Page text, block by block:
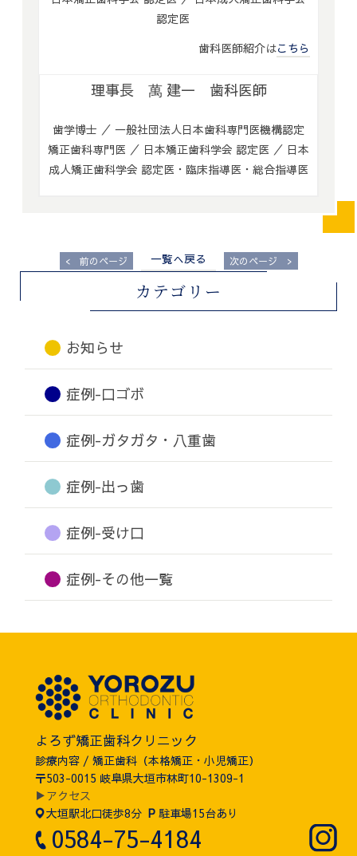
カテゴリー
お知らせ
症例-口ゴボ
症例-ガタガタ・八重歯
症例-出っ歯
症例-受け口
症例-その他一覧
認定医
歯科医師紹介はこちら
理事長 萬 建一 歯科医師
歯学博士 ／ 一般社団法人日本歯科専門医機構認定
矯正歯科専門医 ／ 日本矯正歯科学会 認定医 ／ 日本
成人矯正歯科学会 認定医・臨床指導医・総合指導医
<前のページ 一覧へ戻る 次のページ >
よろず矯正歯科クリニック
診療内容 / 矯正歯科（本格矯正・小児矯正）
〒503-0015 岐阜県大垣市林町10-1309-1
▶アクセス
大垣駅北口徒歩8分 P 駐車場15台あり
0584-75-4184